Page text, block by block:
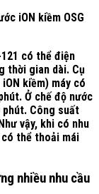
iON kiềm OSG
121 có thể điện
thời gian dài. Cụ
kiềm) máy có
Ở chế độ nước
Công suất
vậy, khi có nhu
thể thoải mái
nhiều nhu cầu